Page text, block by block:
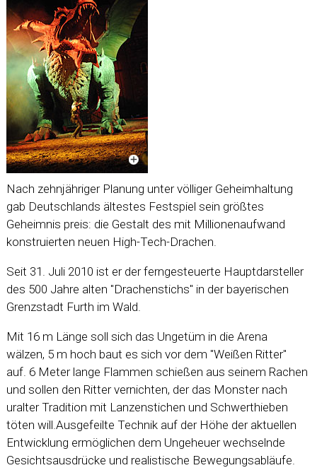
Nach zehnjähriger Planung unter völliger Geheimhaltung
gab Deutschlands ältestes Festspiel sein größtes
Geheimnis preis: die Gestalt des mit Millionenaufwand
konstruierten neuen High-Tech-Drachen.
Seit 31. Juli 2010 ist er der ferngesteuerte Hauptdarsteller
des 500 Jahre alten "Drachenstichs" in der bayerischen
Grenzstadt Furth im Wald.
Mit 16 m Länge soll sich das Ungetüm in die Arena
wälzen, 5 m hoch baut es sich vor dem "Weißen Ritter"
auf. 6 Meter lange Flammen schießen aus seinem Rachen
und sollen den Ritter vernichten, der das Monster nach
uralter Tradition mit Lanzenstichen und Schwerthieben
töten will.Ausgefeilte Technik auf der Höhe der aktuellen
Entwicklung ermöglichen dem Ungeheuer wechselnde
Gesichtsausdrücke und realistische Bewegungsabläufe.